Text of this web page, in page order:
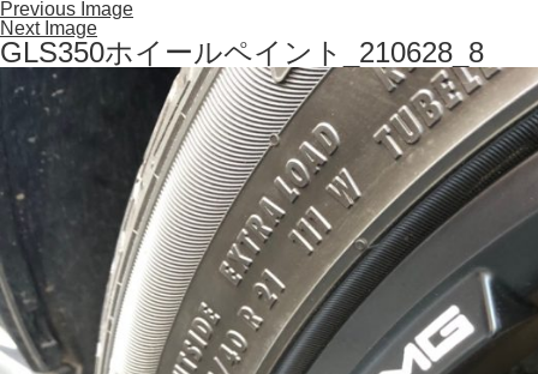
Previous Image
Next Image
GLS350ホイールペイント_210628_8